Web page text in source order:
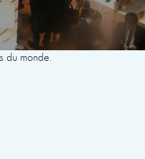
de gouvernements,
civile, du secteur privé, de la
le but de développer des
du monde.